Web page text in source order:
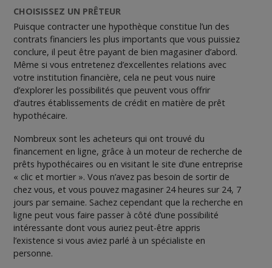
CHOISISSEZ UN PRÊTEUR
Puisque contracter une hypothèque constitue l’un des
contrats financiers les plus importants que vous puissiez
conclure, il peut être payant de bien magasiner d’abord.
Même si vous entretenez d’excellentes relations avec
votre institution financière, cela ne peut vous nuire
d’explorer les possibilités que peuvent vous offrir
d’autres établissements de crédit en matière de prêt
hypothécaire.
Nombreux sont les acheteurs qui ont trouvé du
financement en ligne, grâce à un moteur de recherche de
prêts hypothécaires ou en visitant le site d’une entreprise
« clic et mortier ». Vous n’avez pas besoin de sortir de
chez vous, et vous pouvez magasiner 24 heures sur 24, 7
jours par semaine. Sachez cependant que la recherche en
ligne peut vous faire passer à côté d’une possibilité
intéressante dont vous auriez peut-être appris
l’existence si vous aviez parlé à un spécialiste en
personne.